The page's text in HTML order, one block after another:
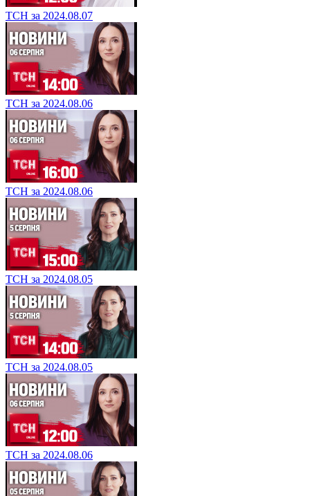
ТСН за 2024.08.07
ТСН за 2024.08.06
ТСН за 2024.08.06
ТСН за 2024.08.05
ТСН за 2024.08.05
ТСН за 2024.08.06